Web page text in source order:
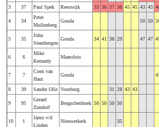
3
37 Paul Spek Reeuwijk 33 36 37 38 45 45 43 43
4 34
Peter
Mullenberg
Gouda 50 50
5 35
John
Steenbergen
Gouda 34 41 38 29 47 47
6 6
Mike
Kennedy
Maassluis
7 7
Coen van
Haut
Gouda
8 39 Sander Olie Voorburg 31 28 43 43
9 95
Gerard
Zundorf
Bergschenhoek 50 50 50 50
10 1
Jarno v/d
Linden
Nieuwerkerk 35